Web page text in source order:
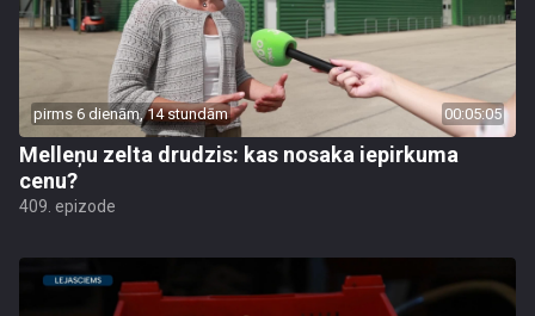
pirms 6 dienām, 14 stundām 00:05:05
Melleņu zelta drudzis: kas nosaka iepirkuma
cenu?
409. epizode